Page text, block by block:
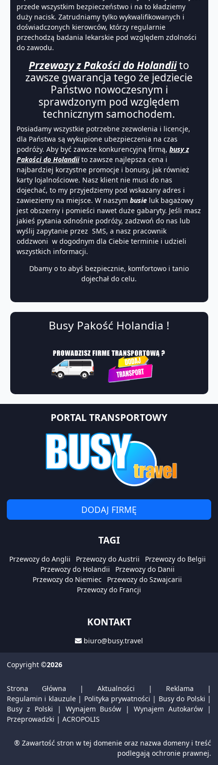
przede wszystkim bezpieczeństwo i na to kładziemy
duży nacisk. Zatrudniamy tylko wykwalifikowanych i
doświadczonych kierowców, którzy regularnie
przechodzą badania lekarskie pod względem zdolności
do zawodu.
Przewozy z Pakości do Holandiito
zawsze gwarancja tego że jedziecie
Państwo nowoczesnym i
sprawdzonym pod względem
technicznym samochodem.
Posiadamy wszystkie potrzebne zezwolenia i licencje,
dla Państwa są wykupione ubezpieczenia na czas
podróży. Aby być zawsze konkurencyjną firmą, busy z
Pakości do Holandiito zawsze najlepsza cena i
najbardziej korzystne promocje i bonusy, jak również
karty lojalnościowe. Nasz klient nie musi do nas
dojechać, to my przyjedziemy pod wskazany adres i
zawieziemy na miejsce. W naszym busie luk bagażowy
jest obszerny i pomieści nawet duże gabaryty. Jeśli masz
jakieś pytania odnośnie podróży, zadzwoń do nas lub
wyślij zapytanie przez SMS, a nasz pracownik
oddzwoni w dogodnym dla Ciebie terminie i udzieli
wszystkich informacji.
Dbamy o to abyś bezpiecznie, komfortowo i tanio
dojechał do celu.
Busy Pakość Holandia !
PORTAL TRANSPORTOWY
DODAJ FIRMĘ
TAGI
Przewozy do Anglii Przewozy do Austrii
Przewozy do Belgii
Przewozy do Holandii
Przewozy do Danii
Przewozy do Niemiec
Przewozy do Szwajcarii
Przewozy do Francji
KONTAKT
biuro@busy.travel
Copyright ©2026
Strona Główna | Aktualności | Reklama |
Regulamin i klauzule| Polityka prywatności | Busy do Polski |
Busy z Polski | Wynajem Busów |Wynajem Autokarów |
Przeprowadzki | ACROPOLIS
® Zawartość stron w tej domenie oraz nazwa domeny i treść
podlegają ochronie prawnej.